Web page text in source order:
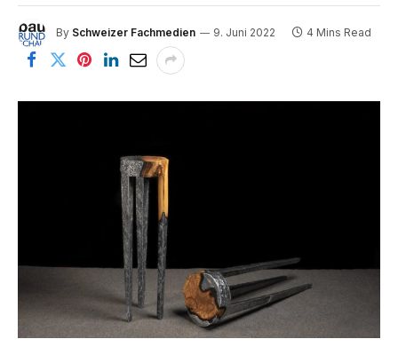
By Schweizer Fachmedien 9. Juni 2022 4 Mins Read